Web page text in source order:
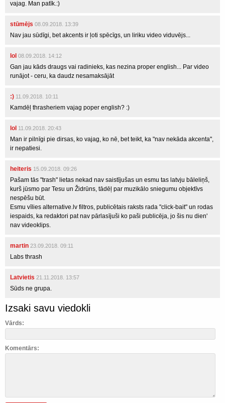
vajag. Man patīk.:)
stūmējs 08.09.2018. 13:39
Nav jau sūdīgi, bet akcents ir ļoti spēcīgs, un liriku video viduvējs...
lol 08.09.2018. 14:12
Gan jau kāds draugs vai radinieks, kas nezina proper english... Par video
runājot - ceru, ka daudz nesamaksājāt
:) 11.09.2018. 10:11
Kamdēļ thrasheriem vajag poper english? :)
lol 11.09.2018. 20:43
Man ir pilnīgi pie dirsas, ko vajag, ko nē, bet teikt, ka "nav nekāda akcenta",
ir nepatiesi.
heiteris 15.09.2018. 09:26
Pašam tās "trash" lietas nekad nav saistījušas un esmu tas latvju bāleliņš,
kurš jūsmo par Tesu un Židrūns, tādēļ par muzikālo sniegumu objektīvs
nespēšu būt.
Esmu vīlies alternative.lv filtros, publicētais raksts rada "click-bait" un rodas
iespaids, ka redaktori pat nav pārlasījuši ko paši publicēja, jo šis nu dien'
nav videoklips.
martin 23.09.2018. 09:11
Labs thrash
Latvietis 21.11.2018. 13:57
Sūds ne grupa.
Izsaki savu viedokli
Vārds:
Komentārs: